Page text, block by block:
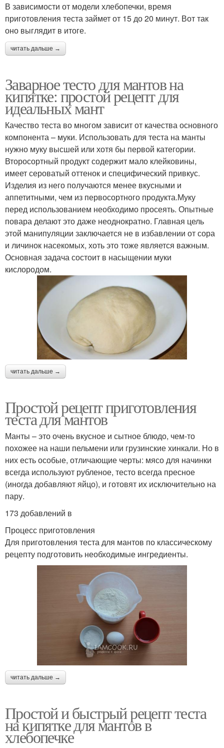
В зависимости от модели хлебопечки, время
приготовления теста займет от 15 до 20 минут. Вот так
оно выглядит в итоге.
читать дальше →
Заварное тесто для мантов на
кипятке: простой рецепт для
идеальных мант
Качество теста во многом зависит от качества основного
компонента – муки. Использовать для теста на манты
нужно муку высшей или хотя бы первой категории.
Второсортный продукт содержит мало клейковины,
имеет сероватый оттенок и специфический привкус.
Изделия из него получаются менее вкусными и
аппетитными, чем из первосортного продукта.Муку
перед использованием необходимо просеять. Опытные
повара делают это даже неоднократно. Главная цель
этой манипуляции заключается не в избавлении от сора
и личинок насекомых, хоть это тоже является важным.
Основная задача состоит в насыщении муки
кислородом.
читать дальше →
Простой рецепт приготовления
теста для мантов
Манты – это очень вкусное и сытное блюдо, чем-то
похожее на наши пельмени или грузинские хинкали. Но в
них есть особые, отличающие черты: мясо для начинки
всегда используют рубленое, тесто всегда пресное
(иногда добавляют яйцо), и готовят их исключительно на
пару.
173 добавлений в
Процесс приготовления
Для приготовления теста для мантов по классическому
рецепту подготовить необходимые ингредиенты.
читать дальше →
Простой и быстрый рецепт теста
на кипятке для мантов в
хлебопечке